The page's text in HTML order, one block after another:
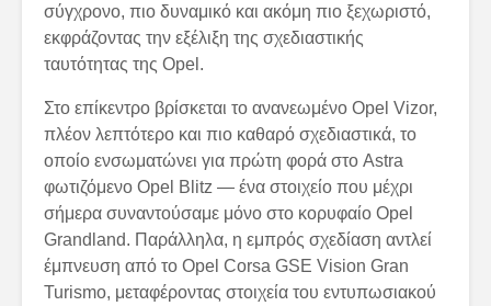
σύγχρονο, πιο δυναμικό και ακόμη πιο ξεχωριστό,
εκφράζοντας την εξέλιξη της σχεδιαστικής
ταυτότητας της Opel.
Στο επίκεντρο βρίσκεται το ανανεωμένο Opel Vizor,
πλέον λεπτότερο και πιο καθαρό σχεδιαστικά, το
οποίο ενσωματώνει για πρώτη φορά στο Astra
φωτιζόμενο Opel Blitz — ένα στοιχείο που μέχρι
σήμερα συναντούσαμε μόνο στο κορυφαίο Opel
Grandland. Παράλληλα, η εμπρός σχεδίαση αντλεί
έμπνευση από το Opel Corsa GSE Vision Gran
Turismo, μεταφέροντας στοιχεία του εντυπωσιακού